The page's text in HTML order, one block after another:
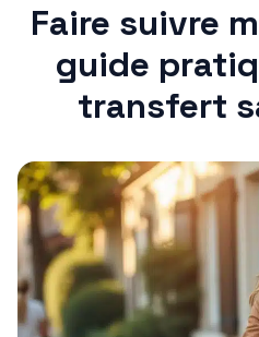
Faire suivre
guide
transfert